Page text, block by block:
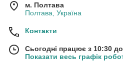
м. Полтава
Полтава, Україна
Контакти
Сьогодні працює з 10:30
Показати весь графік